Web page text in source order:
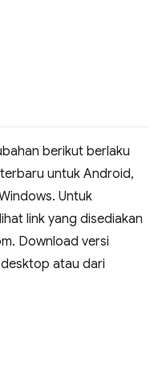
berikut berlaku
untuk Android,
Untuk
link yang disediakan
Download versi
atau dari